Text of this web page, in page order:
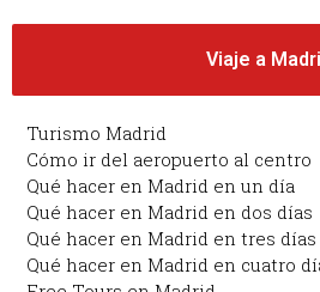
Viaje a
Turismo Madrid
Cómo ir del aeropuerto al centro
Qué hacer en Madrid en un día
Qué hacer en Madrid en dos días
Qué hacer en Madrid en tres días
Qué hacer en Madrid en cuatro